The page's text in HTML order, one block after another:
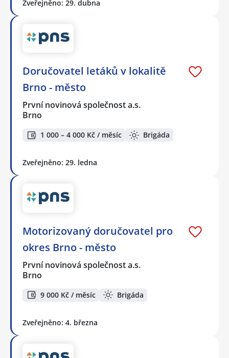
Zveřejněno: 29. dubna
Doručovatel letáků v lokalitě
Brno - město
První novinová společnost a.s.
Brno
1 000 – 4 000 Kč / měsíc Brigáda
Zveřejněno: 29. ledna
Motorizovaný doručovatel pro
okres Brno - město
První novinová společnost a.s.
Brno
9 000 Kč / měsíc Brigáda
Zveřejněno: 4. března